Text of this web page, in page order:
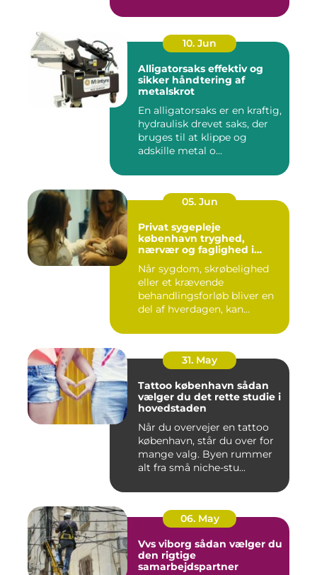
10. Jun
Alligatorsaks effektiv og
sikker håndtering af
metalskrot
En alligatorsaks er en kraftig,
hydraulisk drevet saks, der
bruges til at klippe og
adskille metal o...
05. Jun
Privat sygepleje
københavn tryghed,
nærvær og faglighed i
Når sygdom, skrøbelighed
eller et krævende
behandlingsforløb bliver en
del af hverdagen, kan
31. May
Tattoo københavn sådan
vælger du det rette studie i
hovedstaden
Når du overvejer en tattoo
københavn, står du over for
mange valg. Byen rummer
alt fra små niche-stu...
06. May
Vvs viborg sådan vælger du
den rigtige
samarbejdspartner